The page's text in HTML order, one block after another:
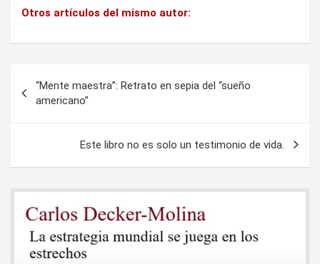
Otros artículos del mismo autor:
de
entradas
“Mente maestra”: Retrato en sepia del “sueño
americano”
Este libro no es solo un testimonio de vida.